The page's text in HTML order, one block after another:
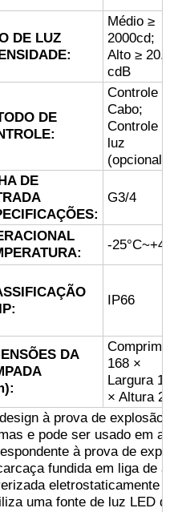
de explosão
de explosões
DE LUZ
Médio ≥
2000cd;
Alto ≥
cdB
DE
Controle de
Cabo;
Controle de
luz
(opcional)
DE
G3/4
-
IP66
DA
168 ×
Largura
× Altura
à prova de explosão
e pode ser usado em
à prova de
fundida em liga de
eletrostaticamente
uma fonte de luz LED